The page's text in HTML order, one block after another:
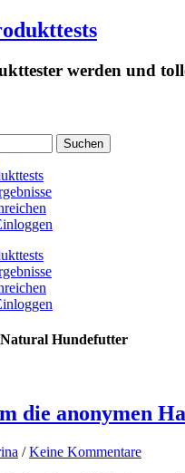
werden und
Hundefutter
die anonymen
/Keine Kommentare